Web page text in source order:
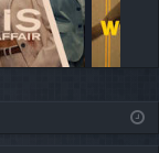
xi